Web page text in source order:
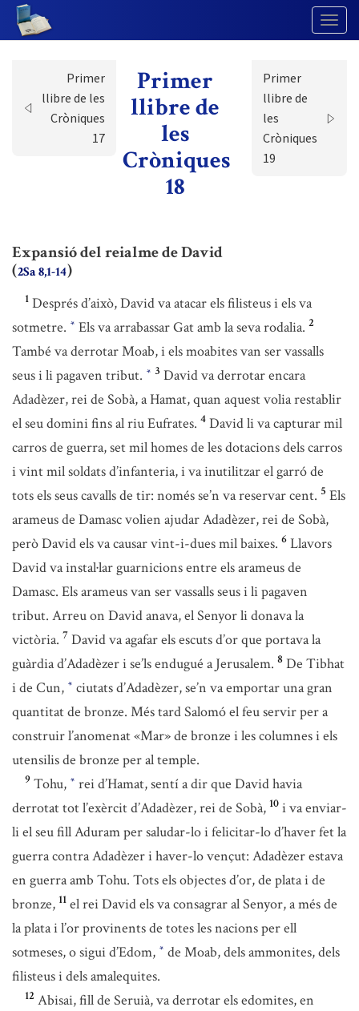
Primer
llibre de les
Cròniques
17
Primer
llibre de
les
Cròniques
18
Primer
llibre de
les
Cròniques
19
Expansió del reialme de David
(2Sa 8,1-14)
1 Després d’això, David va atacar els filisteus i els va
sotmetre. * Els va arrabassar Gat amb la seva rodalia. 2
També va derrotar Moab, i els moabites van ser vassalls
seus i li pagaven tribut. * 3 David va derrotar encara
Adadèzer, rei de Sobà, a Hamat, quan aquest volia restablir
el seu domini fins al riu Eufrates. 4 David li va capturar mil
carros de guerra, set mil homes de les dotacions dels carros
i vint mil soldats d’infanteria, i va inutilitzar el garró de
tots els seus cavalls de tir: només se’n va reservar cent. 5 Els
arameus de Damasc volien ajudar Adadèzer, rei de Sobà,
però David els va causar vint-i-dues mil baixes. 6 Llavors
David va instal·lar guarnicions entre els arameus de
Damasc. Els arameus van ser vassalls seus i li pagaven
tribut. Arreu on David anava, el Senyor li donava la
victòria. 7 David va agafar els escuts d’or que portava la
guàrdia d’Adadèzer i se’ls endugué a Jerusalem. 8 De Tibhat
i de Cun, * ciutats d’Adadèzer, se’n va emportar una gran
quantitat de bronze. Més tard Salomó el feu servir per a
construir l’anomenat «Mar» de bronze i les columnes i els
utensilis de bronze per al temple.
9 Tohu, * rei d’Hamat, sentí a dir que David havia
derrotat tot l’exèrcit d’Adadèzer, rei de Sobà, 10 i va enviar-
li el seu fill Aduram per saludar-lo i felicitar-lo d’haver fet la
guerra contra Adadèzer i haver-lo vençut: Adadèzer estava
en guerra amb Tohu. Tots els objectes d’or, de plata i de
bronze, 11 el rei David els va consagrar al Senyor, a més de
la plata i l’or provinents de totes les nacions per ell
sotmeses, o sigui d’Edom, * de Moab, dels ammonites, dels
filisteus i dels amalequites.
12 Abisai, fill de Seruià, va derrotar els edomites, en